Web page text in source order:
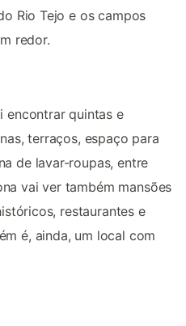
Rio Tejo e os campos
redor.
encontrar quintas e
terraços, espaço para
de lavar-roupas, entre
vai ver também mansões
restaurantes e
é, ainda, um local com